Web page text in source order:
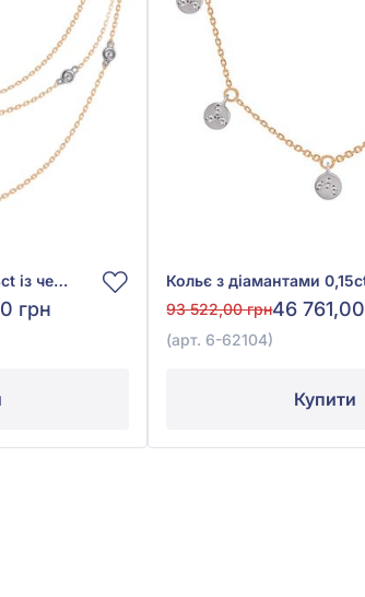
Кольє з діамантами 0,18ct із червоно-білого золота 585°, арт. 6-62109
грн
93 522,00 грн46
(арт. 6-62104)
Купити